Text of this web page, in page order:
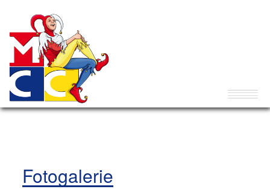
Fotogalerie